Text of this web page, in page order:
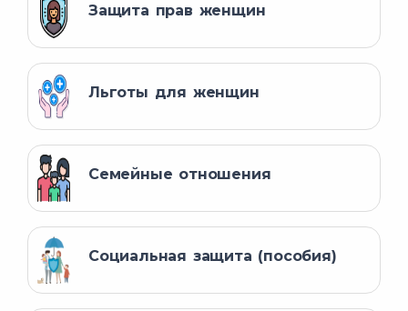
Защита прав женщин
Льготы для женщин
Семейные отношения
Социальная защита (пособия)